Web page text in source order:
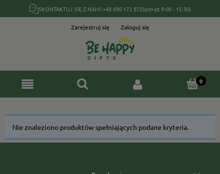
SKONTAKTUJ SIĘ Z NAMI:+48 690 172 872(pon-pt 9:00 - 15:30)
Zarejestruj się Zaloguj się
Nie znaleziono produktów spełniających podane kryteria.